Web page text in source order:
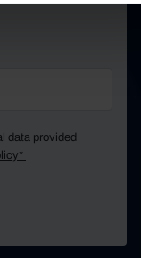
data provided